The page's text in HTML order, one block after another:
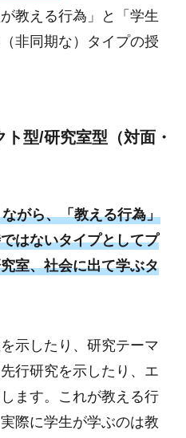
教える行為」と「学生
非同期な）タイプの授
型/研究室型（対面・
がら、「教える行為」
はないタイプとしてプ
室、社会に出て学ぶタ
示したり、研究テーマ
行研究を示したり、エ
ます。これが教える行
際に学生が学ぶのは教